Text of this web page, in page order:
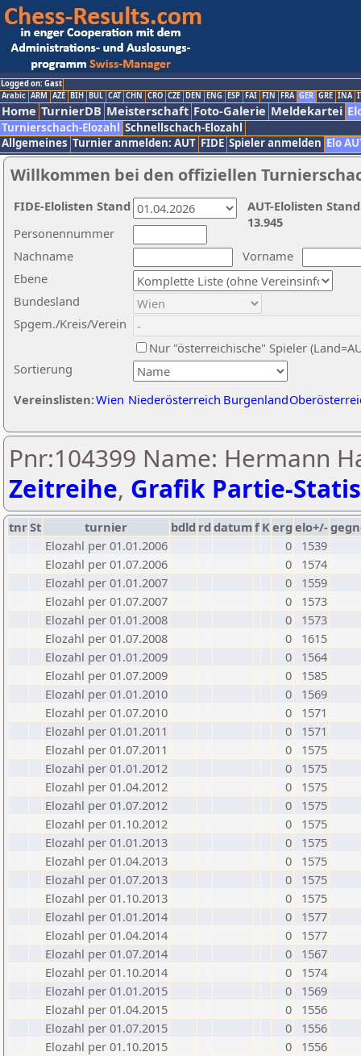
Logged on: Gast
Arabic ARM AZE BIH BUL CAT CHN CRO CZE DEN ENG ESP FAI FIN FRA GER GRE INA
Home TurnierDB Meisterschaft Foto-Galerie Meldekartei
Turnierschach-Elozahl Schnellschach-Elozahl
Allgemeines Turnier anmelden: AUT FIDE Spieler anmelden Elo
Willkommen bei den offiziellen
Nachname
Vorname
Ebene
Sortierung
Personennummer
Bundesland
Spgem./Kreis/Verein
Nur "österreichische" Spieler
Vereinslisten:Wien Niederösterreich Burgenland
AUT-Elolisten
13.945
FIDE-Elolisten Stand
Pnr:104399 Name: Hermann
Zeitreihe, Grafik Partie-
tnrSt turnier bdld rd datumf Kerg elo+/-
Elozahl per 01.01.2006
0
1539
Elozahl per 01.07.2006
0
1574
Elozahl per 01.01.2007
0
1559
Elozahl per 01.07.2007
0
1573
Elozahl per 01.01.2008
0
1573
Elozahl per 01.07.2008
0
1615
Elozahl per 01.01.2009
0
1564
Elozahl per 01.07.2009
0
1585
Elozahl per 01.01.2010
0
1569
Elozahl per 01.07.2010
0
1571
Elozahl per 01.01.2011
0
1571
Elozahl per 01.07.2011
0
1575
Elozahl per 01.01.2012
0
1575
Elozahl per 01.04.2012
0
1575
Elozahl per 01.07.2012
0
1575
Elozahl per 01.10.2012
0
1575
Elozahl per 01.01.2013
0
1575
Elozahl per 01.04.2013
0
1575
Elozahl per 01.07.2013
0
1575
Elozahl per 01.10.2013
0
1575
Elozahl per 01.01.2014
0
1577
Elozahl per 01.04.2014
0
1577
Elozahl per 01.07.2014
0
1567
Elozahl per 01.10.2014
0
1574
Elozahl per 01.01.2015
0
1569
Elozahl per 01.04.2015
0
1556
Elozahl per 01.07.2015
0
1556
Elozahl per 01.10.2015
0
1556